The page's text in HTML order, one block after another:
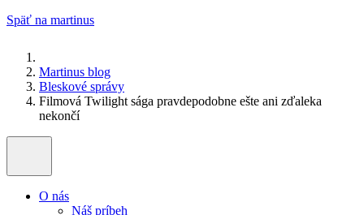
Späť na martinus
Martinus blog
Bleskové správy
Filmová Twilight sága pravdepodobne ešte ani zďaleka
nekončí
O nás
Náš príbeh